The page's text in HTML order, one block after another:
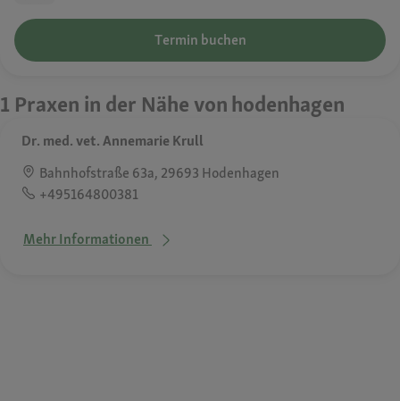
Termin buchen
1 Praxen in der Nähe von hodenhagen
Dr. med. vet. Annemarie Krull
Bahnhofstraße 63a, 29693 Hodenhagen
+495164800381
Mehr Informationen